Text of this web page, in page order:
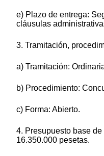
e) Plazo de entrega:
cláusulas
3. Tramitación,
a) Tramitación:
b) Procedimiento:
c) Forma: Abierto.
4. Presupuesto base
16.350.000 pesetas.